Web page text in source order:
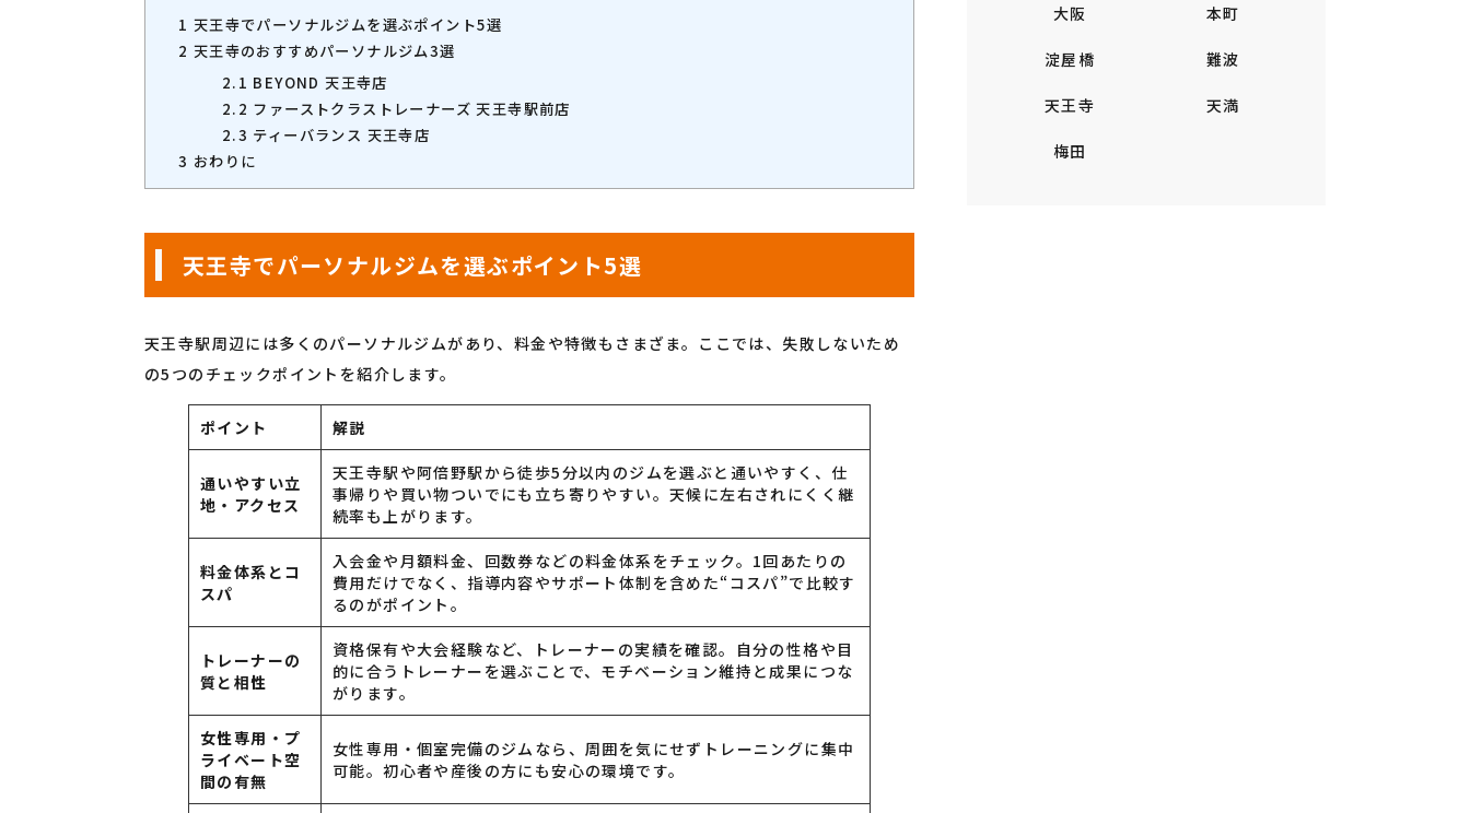
1 天王寺でパーソナルジムを選ぶポイント5選
2 天王寺のおすすめパーソナルジム3選
2.1 BEYOND 天王寺店
2.2 ファーストクラストレーナーズ 天王寺駅前店
2.3 ティーバランス 天王寺店
3 おわりに
天王寺でパーソナルジムを選ぶポイント5選
天王寺駅周辺には多くのパーソナルジムがあり、料金や特徴もさまざま。ここでは、失敗しないため
の5つのチェックポイントを紹介します。
ポイント 解説
通いやすい立
地・アクセス
天王寺駅や阿倍野駅から徒歩5分以内のジムを選ぶと通いやすく、仕
事帰りや買い物ついでにも立ち寄りやすい。天候に左右されにくく継
続率も上がります。
料金体系とコ
スパ
入会金や月額料金、回数券などの料金体系をチェック。1回あたりの
費用だけでなく、指導内容やサポート体制を含めた“コスパ”で比較す
るのがポイント。
トレーナーの
質と相性
資格保有や大会経験など、トレーナーの実績を確認。自分の性格や目
的に合うトレーナーを選ぶことで、モチベーション維持と成果につな
がります。
女性専用・プ
ライベート空
間の有無
女性専用・個室完備のジムなら、周囲を気にせずトレーニングに集中
可能。初心者や産後の方にも安心の環境です。
大阪 本町
淀屋橋 難波
天王寺 天満
梅田